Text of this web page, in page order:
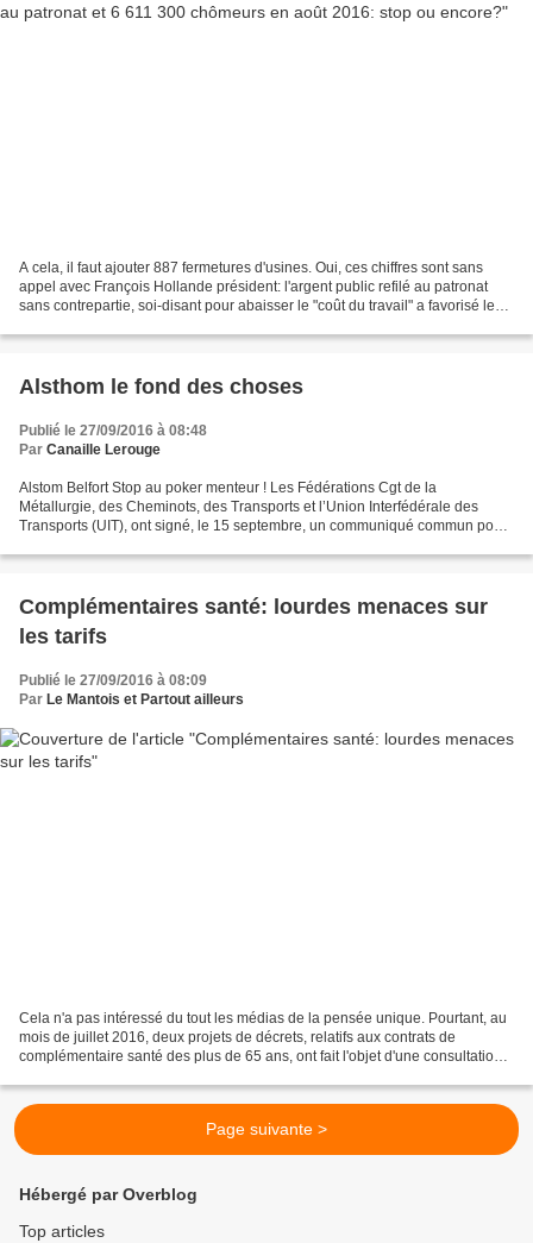
A cela, il faut ajouter 887 fermetures d'usines. Oui, ces chiffres sont sans
appel avec François Hollande président: l'argent public refilé au patronat
sans contrepartie, soi-disant pour abaisser le "coût du travail" a favorisé les
Alsthom le fond des choses
Publié le 27/09/2016 à 08:48
Par Canaille Lerouge
Alstom Belfort Stop au poker menteur ! Les Fédérations Cgt de la
Métallurgie, des Cheminots, des Transports et l’Union Interfédérale des
Transports (UIT), ont signé, le 15 septembre, un communiqué commun pour
Complémentaires santé: lourdes menaces sur
les tarifs
Publié le 27/09/2016 à 08:09
Par Le Mantois et Partout ailleurs
Cela n'a pas intéressé du tout les médias de la pensée unique. Pourtant, au
mois de juillet 2016, deux projets de décrets, relatifs aux contrats de
complémentaire santé des plus de 65 ans, ont fait l'objet d'une consultation
Page suivante >
Hébergé par Overblog
Top articles